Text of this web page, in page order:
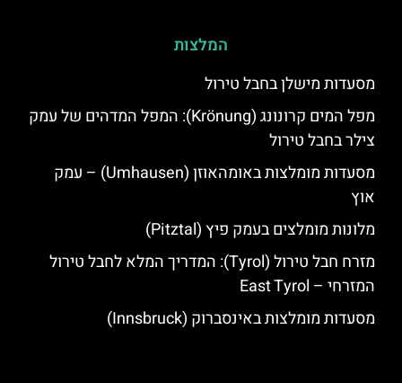
המלצות
מסעדות מישלן בחבל טירול
מפל המים קרונונג (Krönung): המפל המדהים של עמק
צילר בחבל טירול
מסעדות מומלצות באומהאוזן (Umhausen) – עמק
אוץ
מלונות מומלצים בעמק פיץ (Pitztal)
מזרח חבל טירול (Tyrol): המדריך המלא לחבל טירול
המזרחי – East Tyrol
מסעדות מומלצות באינסברוק (Innsbruck)